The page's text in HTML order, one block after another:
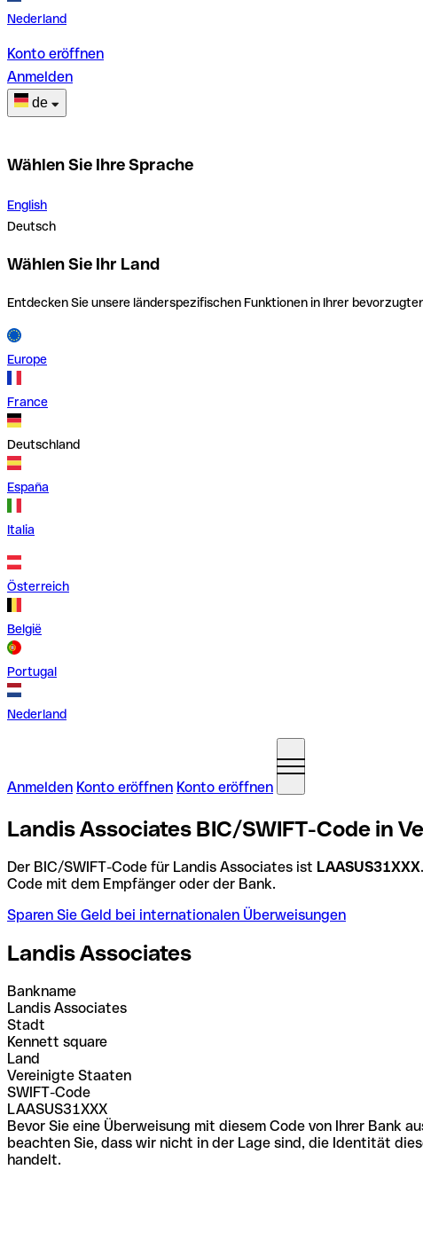
Nederland
Konto eröffnen
Anmelden
de
Wählen Sie Ihre Sprache
English
Deutsch
Wählen Sie Ihr Land
Entdecken Sie unsere länderspezifischen Funktionen in Ihrer
Europe
France
Deutschland
España
Italia
Österreich
België
Portugal
Nederland
Anmelden Konto eröffnen Konto eröffnen
Landis Associates BIC/SWIFT-Code in
Der BIC/SWIFT-Code für Landis Associates ist LAASUS31XXX
Code mit dem Empfänger oder der Bank.
Sparen Sie Geld bei internationalen Überweisungen
Landis Associates
Bankname
Landis Associates
Stadt
Kennett square
Land
Vereinigte Staaten
SWIFT-Code
LAASUS31XXX
Bevor Sie eine Überweisung mit diesem Code von Ihrer Bank
beachten Sie, dass wir nicht in der Lage sind, die Identität
handelt.